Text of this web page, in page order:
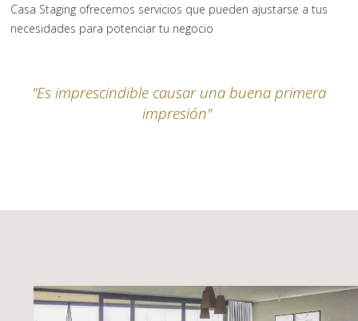
Casa Staging ofrecemos servicios que pueden ajustarse a tus
necesidades para potenciar tu negocio
"Es imprescindible causar una buena primera
impresión"